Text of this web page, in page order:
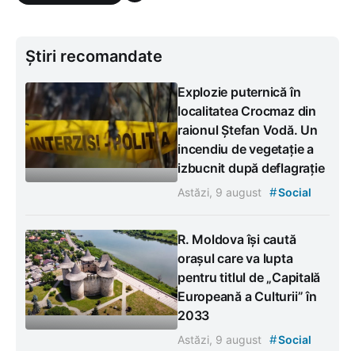
Știri recomandate
Explozie puternică în
localitatea Crocmaz din
raionul Ștefan Vodă. Un
incendiu de vegetație a
izbucnit după deflagrație
Astăzi, 9 august #Social
R. Moldova își caută
orașul care va lupta
pentru titlul de „Capitală
Europeană a Culturii” în
2033
Astăzi, 9 august #Social